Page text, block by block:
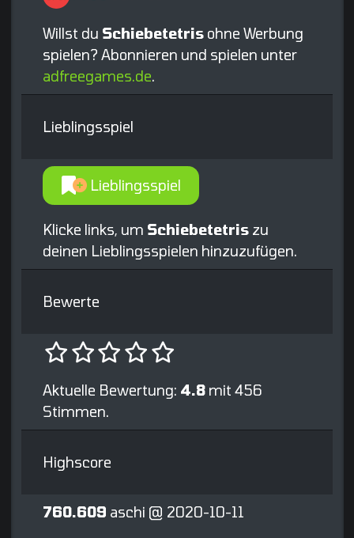
Willst du Schiebetetris ohne Werbung
spielen? Abonnieren und spielen unter
adfreegames.de.
Lieblingsspiel
Lieblingsspiel
Klicke links, um Schiebetetris zu
deinen Lieblingsspielen hinzuzufügen.
Bewerte
Aktuelle Bewertung: 4.8 mit 456
Stimmen.
Highscore
760.609 aschi @ 2020-10-11